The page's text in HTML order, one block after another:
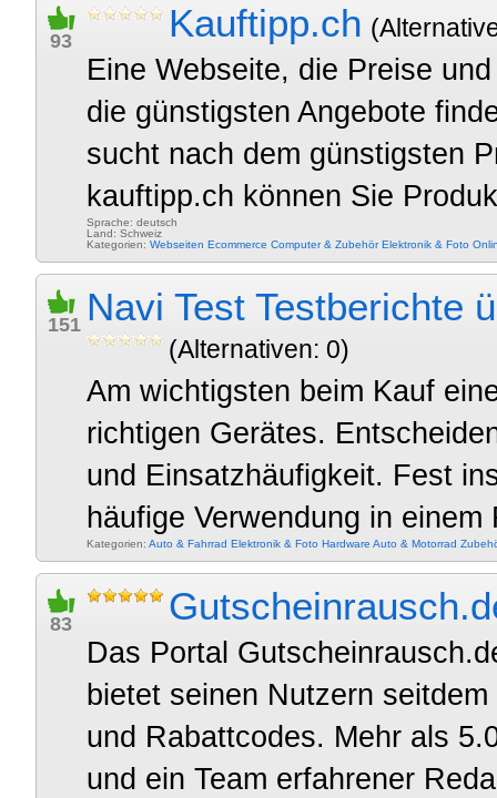
93 Kauftipp.ch
Eine Webseite, die Preise
die günstigsten Angebote
sucht nach dem günstigsten
kauftipp.ch können Sie
Sprache: deutsch
Land: Schweiz
Kategorien: Webseiten Ecommerce Computer & Zubehör Elektronik & Foto
151 Navi Test Testberichte
(Alternativen: 0)
Am wichtigsten beim Kauf
richtigen Gerätes.
und Einsatzhäufigkeit. Fest
häufige Verwendung in
Kategorien: Auto & Fahrrad Elektronik & Foto Hardware Auto & Motorrad
83
Das Portal
bietet seinen Nutzern
und Rabattcodes. Mehr als
und ein Team erfahrener